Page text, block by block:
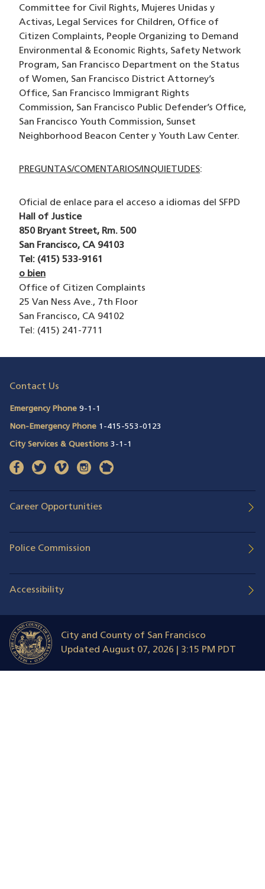
Committee for Civil Rights, Mujeres Unidas y
Activas, Legal Services for Children, Office of
Citizen Complaints, People Organizing to Demand
Environmental & Economic Rights, Safety Network
Program, San Francisco Department on the Status
of Women, San Francisco District Attorney’s
Office, San Francisco Immigrant Rights
Commission, San Francisco Public Defender’s Office,
San Francisco Youth Commission, Sunset
Neighborhood Beacon Center y Youth Law Center.
PREGUNTAS/COMENTARIOS/INQUIETUDES:
Oficial de enlace para el acceso a idiomas del SFPD
Hall of Justice
850 Bryant Street, Rm. 500
San Francisco, CA 94103
Tel: (415) 533-9161
o bien
Office of Citizen Complaints
25 Van Ness Ave., 7th Floor
San Francisco, CA 94102
Tel: (415) 241-7711
Contact Us
Emergency Phone 9-1-1
Non-Emergency Phone 1-415-553-0123
City Services & Questions 3-1-1
facebook(opens in a new window)
twitter(opens in a new window)
vimeo(opens in a new window)
instagram(opens in a new window)
nextdoor
Career Opportunities
Police Commission
Accessibility
City and County of San Francisco
Updated August 07, 2026 | 3:15 PM PDT